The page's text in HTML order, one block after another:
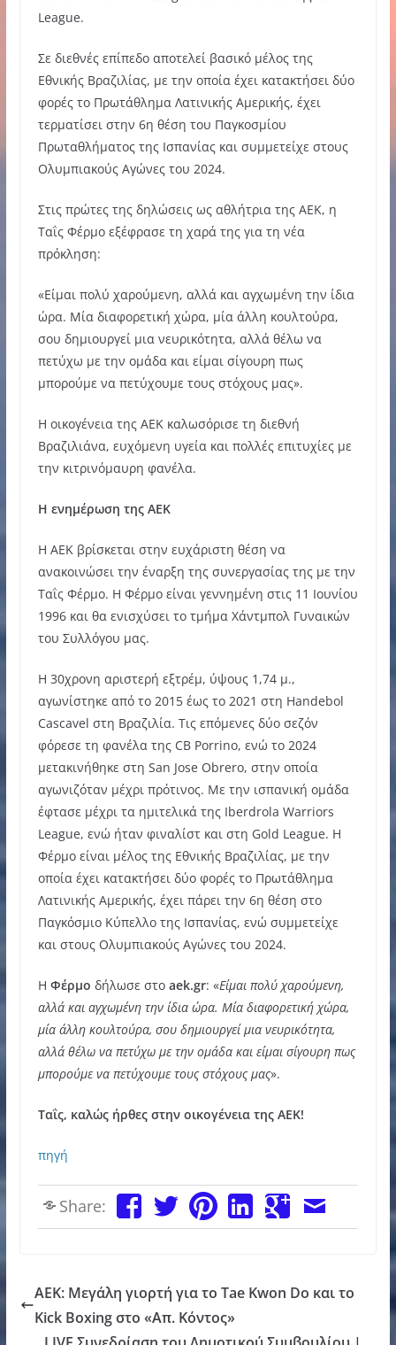
League.
Σε διεθνές επίπεδο αποτελεί βασικό μέλος της
Εθνικής Βραζιλίας, με την οποία έχει κατακτήσει δύο
φορές το Πρωτάθλημα Λατινικής Αμερικής, έχει
τερματίσει στην 6η θέση του Παγκοσμίου
Πρωταθλήματος της Ισπανίας και συμμετείχε στους
Ολυμπιακούς Αγώνες του 2024.
Στις πρώτες της δηλώσεις ως αθλήτρια της ΑΕΚ, η
Ταΐς Φέρμο εξέφρασε τη χαρά της για τη νέα
πρόκληση:
«Είμαι πολύ χαρούμενη, αλλά και αγχωμένη την ίδια
ώρα. Μία διαφορετική χώρα, μία άλλη κουλτούρα,
σου δημιουργεί μια νευρικότητα, αλλά θέλω να
πετύχω με την ομάδα και είμαι σίγουρη πως
μπορούμε να πετύχουμε τους στόχους μας».
Η οικογένεια της ΑΕΚ καλωσόρισε τη διεθνή
Βραζιλιάνα, ευχόμενη υγεία και πολλές επιτυχίες με
την κιτρινόμαυρη φανέλα.
Η ενημέρωση της ΑΕΚ
Η ΑΕΚ βρίσκεται στην ευχάριστη θέση να
ανακοινώσει την έναρξη της συνεργασίας της με την
Ταΐς Φέρμο. Η Φέρμο είναι γεννημένη στις 11 Ιουνίου
1996 και θα ενισχύσει το τμήμα Χάντμπολ Γυναικών
του Συλλόγου μας.
Η 30χρονη αριστερή εξτρέμ, ύψους 1,74 μ.,
αγωνίστηκε από το 2015 έως το 2021 στη Handebol
Cascavel στη Βραζιλία. Τις επόμενες δύο σεζόν
φόρεσε τη φανέλα της CB Porrino, ενώ το 2024
μετακινήθηκε στη San Jose Obrero, στην οποία
αγωνιζόταν μέχρι πρότινος. Με την ισπανική ομάδα
έφτασε μέχρι τα ημιτελικά της Iberdrola Warriors
League, ενώ ήταν φιναλίστ και στη Gold League. Η
Φέρμο είναι μέλος της Εθνικής Βραζιλίας, με την
οποία έχει κατακτήσει δύο φορές το Πρωτάθλημα
Λατινικής Αμερικής, έχει πάρει την 6η θέση στο
Παγκόσμιο Κύπελλο της Ισπανίας, ενώ συμμετείχε
και στους Ολυμπιακούς Αγώνες του 2024.
Η Φέρμο δήλωσε στο aek.gr: «Είμαι πολύ χαρούμενη,
αλλά και αγχωμένη την ίδια ώρα. Μία διαφορετική χώρα,
μία άλλη κουλτούρα, σου δημιουργεί μια νευρικότητα,
αλλά θέλω να πετύχω με την ομάδα και είμαι σίγουρη πως
μπορούμε να πετύχουμε τους στόχους μας».
Ταΐς, καλώς ήρθες στην οικογένεια της ΑΕΚ!
πηγή
Share:
ΑΕΚ: Μεγάλη γιορτή για το Tae Kwon Do και το
Kick Boxing στο «Απ. Κόντος»